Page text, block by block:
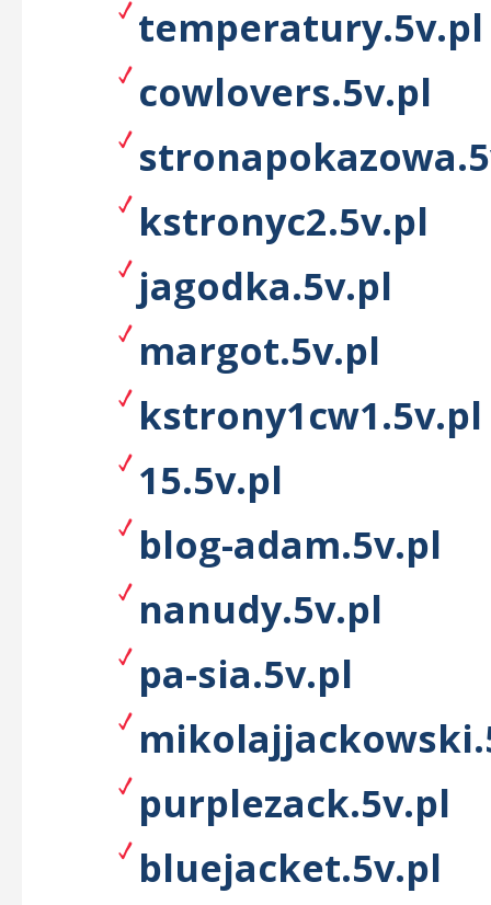
temperatury.5v.pl
cowlovers.5v.pl
kstronyc2.5v.pl
jagodka.5v.pl
margot.5v.pl
kstrony1cw1.5v.pl
15.5v.pl
blog-adam.5v.pl
nanudy.5v.pl
pa-sia.5v.pl
purplezack.5v.pl
bluejacket.5v.pl